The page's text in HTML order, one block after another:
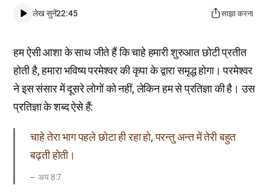
लेख सुनें22:45 साझा करना
हम ऐसी आशा के साथ जीते हैं कि चाहे हमारी शुरुआत छोटी प्रतीत
होती है, हमारा भविष्य परमेश्वर की कृपा के द्वारा समृद्ध होगा। परमेश्वर
ने इस संसार में दूसरे लोगों को नहीं, लेकिन हम से प्रतिज्ञा की है। उस
प्रतिज्ञा के शब्द ऐसे हैं:
चाहे तेरा भाग पहले छोटा ही रहा हो, परन्तु अन्त में तेरी बहुत
बढ़ती होती।
अय 8:7